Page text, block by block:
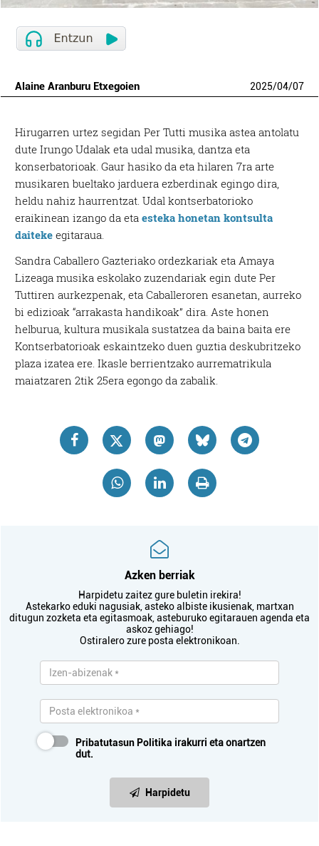
Alaine Aranburu Etxegoien 2025/04/07
Hirugarren urtez segidan Per Tutti musika astea antolatu
dute Irungo Udalak eta udal musika, dantza eta
konserbatorioak. Gaur hasiko da eta hilaren 7ra arte
musikaren bueltako jarduera ezberdinak egingo dira,
heldu nahiz haurrentzat. Udal kontserbatorioko
eraikinean izango da etaesteka honetan kontsulta
daiteke egitaraua.
Sandra Caballero Gazteriako ordezkariak eta Amaya
Lizeaga musika eskolako zuzendariak egin dute Per
Tuttiren aurkezpenak, eta Caballeroren esanetan, aurreko
bi edizioak “arrakasta handikoak” dira. Aste honen
helburua, kultura musikala sustatzea da baina baita ere
Kontserbatorioak eskaintzeko duen guztia deskubritzeko
plaza izatea ere. Ikasle berrientzako aurrematrikula
maiatzaren 2tik 25era egongo da zabalik.
Azken berriak
Harpidetu zaitez gure buletin irekira!
Astekarko eduki nagusiak, asteko albiste ikusienak, martxan
ditugun zozketa eta egitasmoak, asteburuko egitarauen agenda eta
askoz gehiago!
Ostiralero zure posta elektronikoan.
Pribatutasun Politika irakurri eta onartzen
dut.
Harpidetu